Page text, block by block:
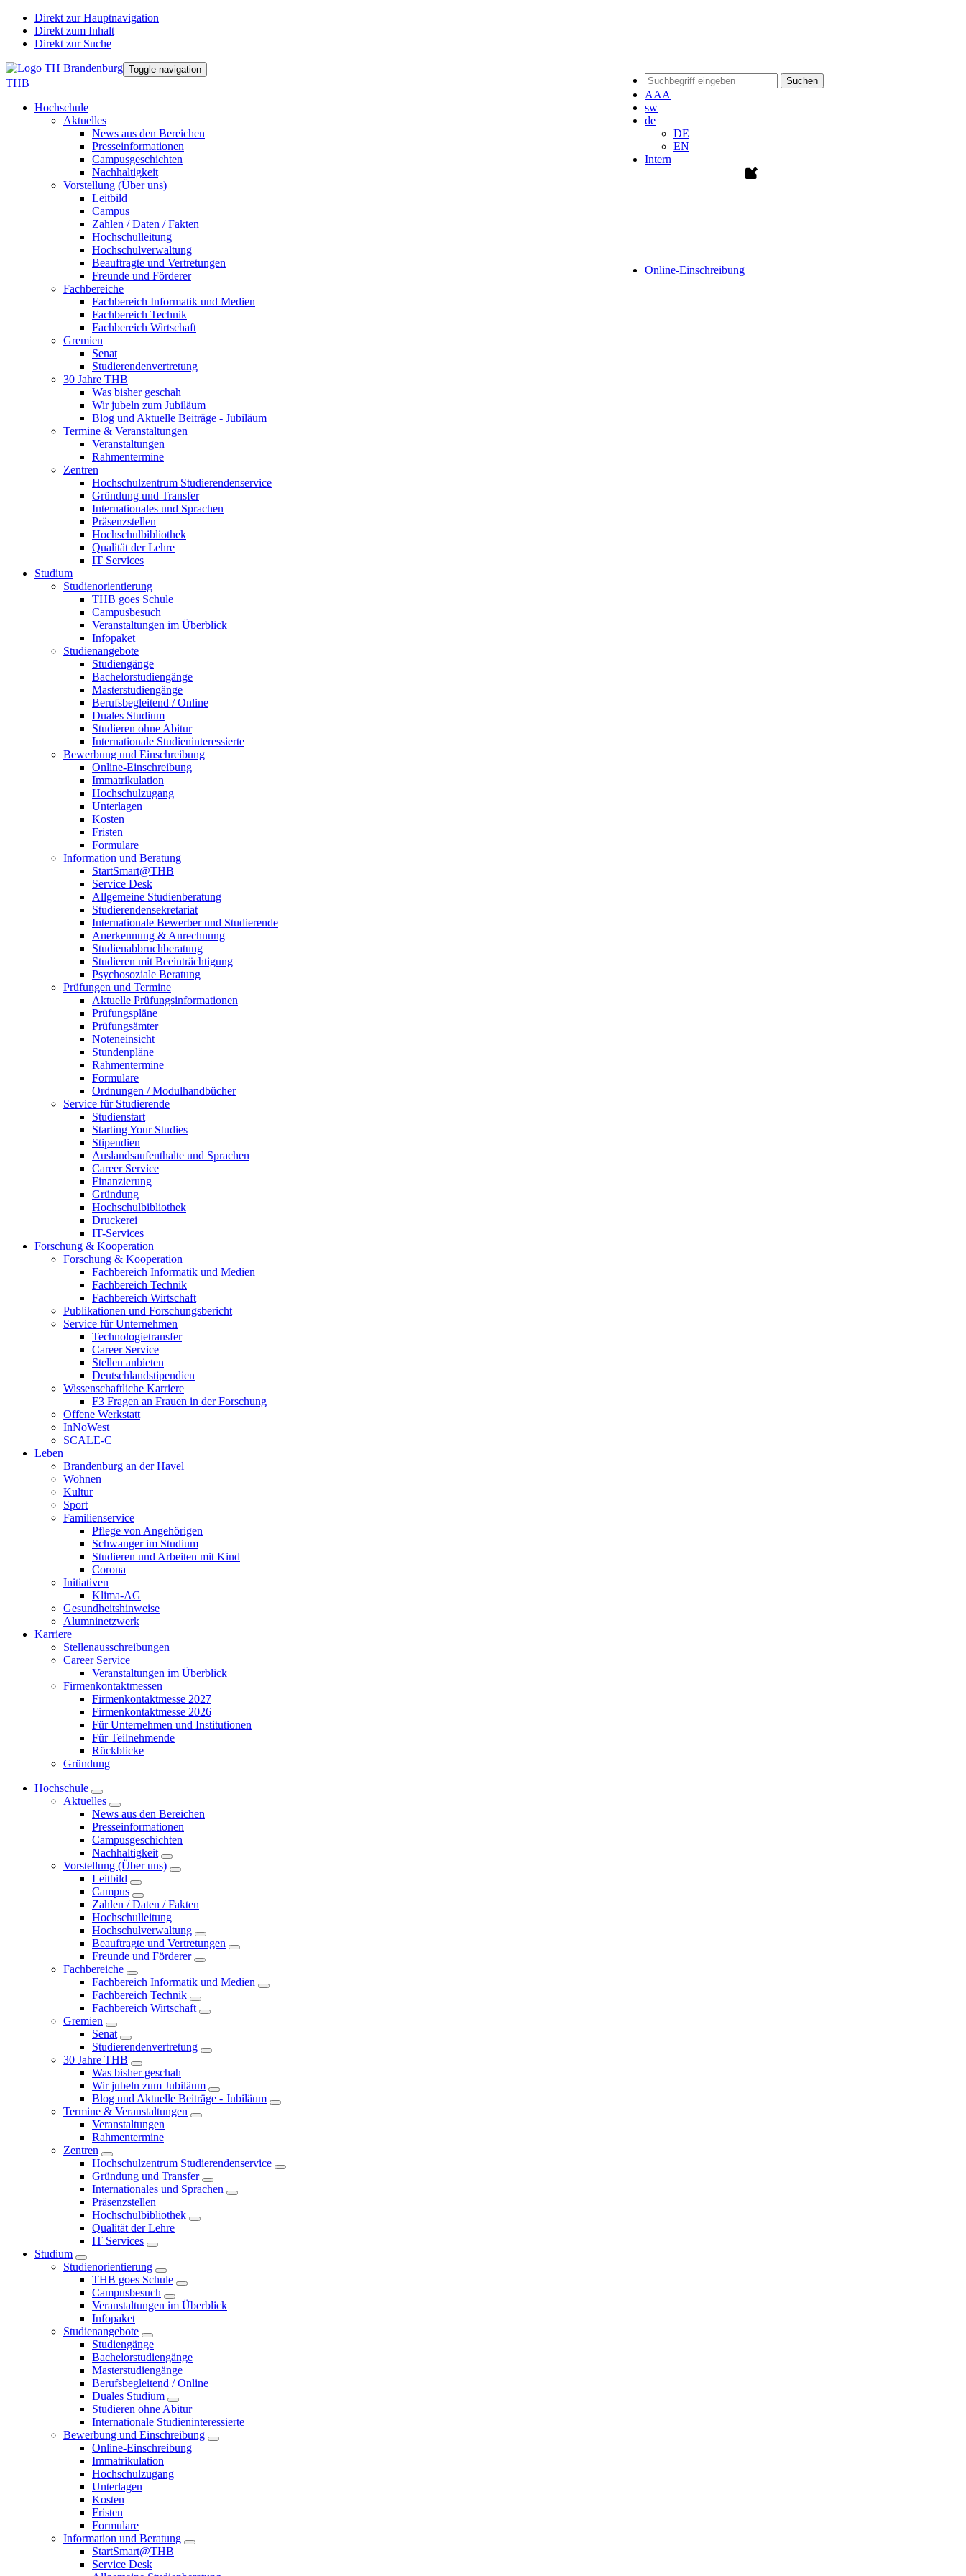
Direkt zur Hauptnavigation
Direkt zum Inhalt
Direkt zur Suche
Suchen
AAA
sw
de
DE
EN
Intern
Online-Einschreibung
Toggle navigation
THB
Hochschule
Aktuelles
News aus den Bereichen
Presseinformationen
Campusgeschichten
Nachhaltigkeit
Vorstellung (Über uns)
Leitbild
Campus
Zahlen / Daten / Fakten
Hochschulleitung
Hochschulverwaltung
Beauftragte und Vertretungen
Freunde und Förderer
Fachbereiche
Fachbereich Informatik und Medien
Fachbereich Technik
Fachbereich Wirtschaft
Gremien
Senat
Studierendenvertretung
30 Jahre THB
Was bisher geschah
Wir jubeln zum Jubiläum
Blog und Aktuelle Beiträge - Jubiläum
Termine & Veranstaltungen
Veranstaltungen
Rahmentermine
Zentren
Hochschulzentrum Studierendenservice
Gründung und Transfer
Internationales und Sprachen
Präsenzstellen
Hochschulbibliothek
Qualität der Lehre
IT Services
Studium
Studienorientierung
THB goes Schule
Campusbesuch
Veranstaltungen im Überblick
Infopaket
Studienangebote
Studiengänge
Bachelorstudiengänge
Masterstudiengänge
Berufsbegleitend / Online
Duales Studium
Studieren ohne Abitur
Internationale Studieninteressierte
Bewerbung und Einschreibung
Online-Einschreibung
Immatrikulation
Hochschulzugang
Unterlagen
Kosten
Fristen
Formulare
Information und Beratung
StartSmart@THB
Service Desk
Allgemeine Studienberatung
Studierendensekretariat
Internationale Bewerber und Studierende
Anerkennung & Anrechnung
Studienabbruchberatung
Studieren mit Beeinträchtigung
Psychosoziale Beratung
Prüfungen und Termine
Aktuelle Prüfungsinformationen
Prüfungspläne
Prüfungsämter
Noteneinsicht
Stundenpläne
Rahmentermine
Formulare
Ordnungen / Modulhandbücher
Service für Studierende
Studienstart
Starting Your Studies
Stipendien
Auslandsaufenthalte und Sprachen
Career Service
Finanzierung
Gründung
Hochschulbibliothek
Druckerei
IT-Services
Forschung & Kooperation
Forschung & Kooperation
Fachbereich Informatik und Medien
Fachbereich Technik
Fachbereich Wirtschaft
Publikationen und Forschungsbericht
Service für Unternehmen
Technologietransfer
Career Service
Stellen anbieten
Deutschlandstipendien
Wissenschaftliche Karriere
F3 Fragen an Frauen in der Forschung
Offene Werkstatt
InNoWest
SCALE-C
Leben
Brandenburg an der Havel
Wohnen
Kultur
Sport
Familienservice
Pflege von Angehörigen
Schwanger im Studium
Studieren und Arbeiten mit Kind
Corona
Initiativen
Klima-AG
Gesundheitshinweise
Alumninetzwerk
Karriere
Stellenausschreibungen
Career Service
Veranstaltungen im Überblick
Firmenkontaktmessen
Firmenkontaktmesse 2027
Firmenkontaktmesse 2026
Für Unternehmen und Institutionen
Für Teilnehmende
Rückblicke
Gründung
Hochschule
Aktuelles
News aus den Bereichen
Presseinformationen
Campusgeschichten
Nachhaltigkeit
Vorstellung (Über uns)
Leitbild
Campus
Zahlen / Daten / Fakten
Hochschulleitung
Hochschulverwaltung
Beauftragte und Vertretungen
Freunde und Förderer
Fachbereiche
Fachbereich Informatik und Medien
Fachbereich Technik
Fachbereich Wirtschaft
Gremien
Senat
Studierendenvertretung
30 Jahre THB
Was bisher geschah
Wir jubeln zum Jubiläum
Blog und Aktuelle Beiträge - Jubiläum
Termine & Veranstaltungen
Veranstaltungen
Rahmentermine
Zentren
Hochschulzentrum Studierendenservice
Gründung und Transfer
Internationales und Sprachen
Präsenzstellen
Hochschulbibliothek
Qualität der Lehre
IT Services
Studium
Studienorientierung
THB goes Schule
Campusbesuch
Veranstaltungen im Überblick
Infopaket
Studienangebote
Studiengänge
Bachelorstudiengänge
Masterstudiengänge
Berufsbegleitend / Online
Duales Studium
Studieren ohne Abitur
Internationale Studieninteressierte
Bewerbung und Einschreibung
Online-Einschreibung
Immatrikulation
Hochschulzugang
Unterlagen
Kosten
Fristen
Formulare
Information und Beratung
StartSmart@THB
Service Desk